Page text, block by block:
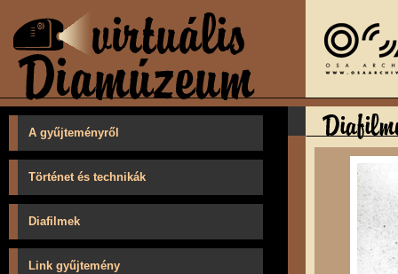
A gyűjteményről
Történet és technikák
Diafilmek
Link gyűjtemény